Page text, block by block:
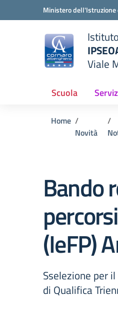
Vai ai contenuti
Vai al menu di navigazione
Ministero dell'Istruzione
Viale
Scuola
Home
Novità
Bando
(IeFP)
Sselezione per
di Qualifica